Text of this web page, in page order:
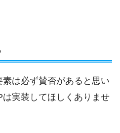
は必ず賛否があると思い
実装してほしくありませ